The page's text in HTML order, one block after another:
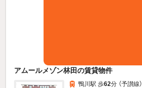
アムールメゾン林田の賃貸物件
鴨川駅 歩62分 （予讃線）